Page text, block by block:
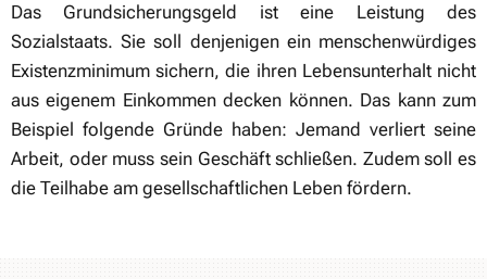
Das Grundsicherungsgeld ist eine Leistung des
Sozialstaats. Sie soll denjenigen ein menschenwürdiges
Existenzminimum sichern, die ihren Lebensunterhalt nicht
aus eigenem Einkommen decken können. Das kann zum
Beispiel folgende Gründe haben: Jemand verliert seine
Arbeit, oder muss sein Geschäft schließen. Zudem soll es
die Teilhabe am gesellschaftlichen Leben fördern.